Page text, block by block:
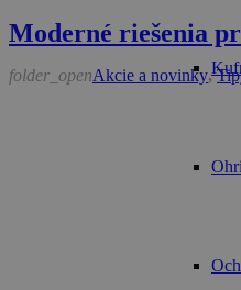
Moderné riešenia
folder_openAkcie a novinky,